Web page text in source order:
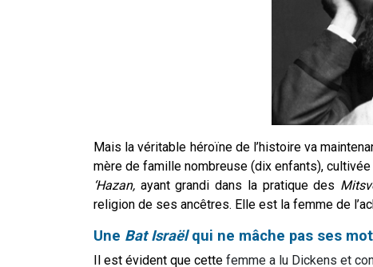
Mais la véritable héroïne de l’histoire va
mère de famille nombreuse (dix enfants),
‘Hazan, ayant grandi dans la pratique des
religion de ses ancêtres. Elle est la femme de
Une Bat Israëlqui ne mâche pas ses
Il est évident que cette femme a lu Dickens et